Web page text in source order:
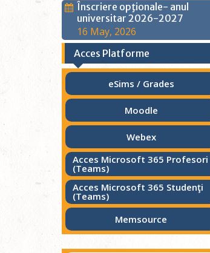
Înscriere opţionale- anul
universitar 2026-2027
16 May, 2026
Acces Platforme
eSims / Grades
Moodle
Webex
Acces Microsoft 365 Profesori
(Teams)
Acces Microsoft 365 Studenţi
(Teams)
Memsource